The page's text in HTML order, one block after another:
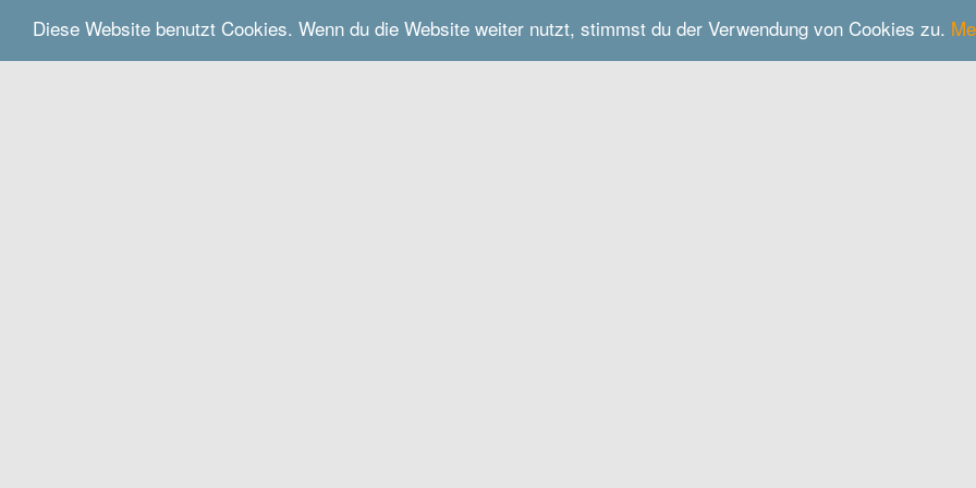
Diese Website benutzt Cookies. Wenn du die Website weiter nutzt, stimmst du der Verwendung von Cookies zu.